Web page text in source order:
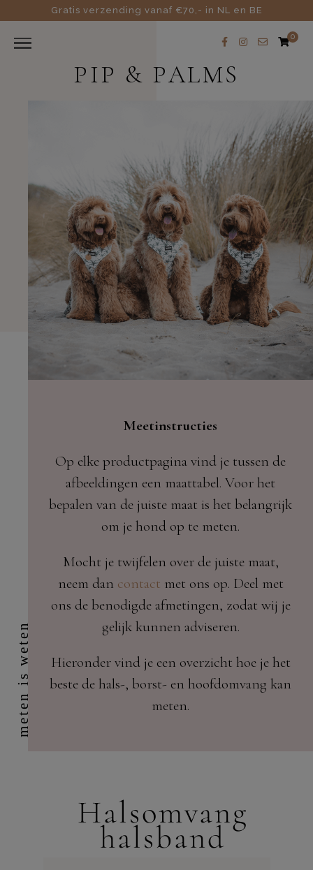
Gratis verzending vanaf €70,- in NL en BE
0
PIP & PALMS
meten is weten
Meetinstructies
Op elke productpagina vind je tussen de
afbeeldingen een maattabel. Voor het
bepalen van de juiste maat is het belangrijk
om je hond op te meten.
Mocht je twijfelen over de juiste maat,
neem dan contact met ons op. Deel met
ons de benodigde afmetingen, zodat wij je
gelijk kunnen adviseren.
Hieronder vind je een overzicht hoe je het
beste de hals-, borst- en hoofdomvang kan
meten.
Halsomvang
halsband